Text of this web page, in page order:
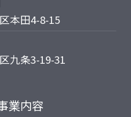
本田4-8-15
九条3-19-31
業内容